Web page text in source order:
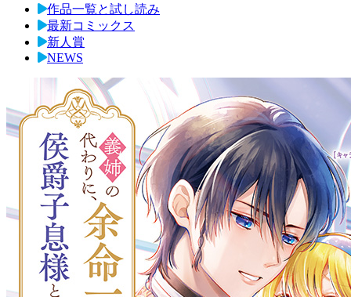
作品一覧と試し読み
最新コミックス
新人賞
NEWS